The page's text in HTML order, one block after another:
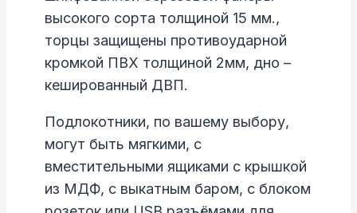
высокого сорта толщиной 15 мм.,
торцы защищены противоударной
кромкой ПВХ толщиной 2мм, дно –
кешированный ДВП.
Подлокотники, по вашему выбору,
могут быть мягкими, с
вместительными ящиками с крышкой
из МДФ, с выкатным баром, с блоком